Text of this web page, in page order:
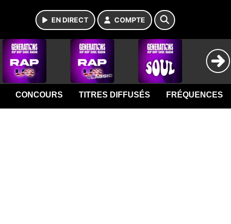
EN DIRECT COMPTE
CONCOURS TITRES DIFFUSÉS FRÉQUENCES